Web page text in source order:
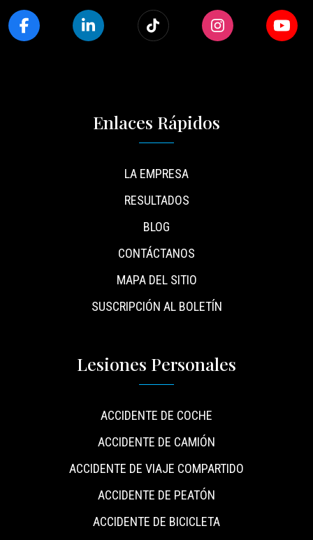
Enlaces Rápidos
LA EMPRESA
RESULTADOS
BLOG
CONTÁCTANOS
MAPA DEL SITIO
SUSCRIPCIÓN AL BOLETÍN
Lesiones Personales
ACCIDENTE DE COCHE
ACCIDENTE DE CAMIÓN
ACCIDENTE DE VIAJE COMPARTIDO
ACCIDENTE DE PEATÓN
ACCIDENTE DE BICICLETA